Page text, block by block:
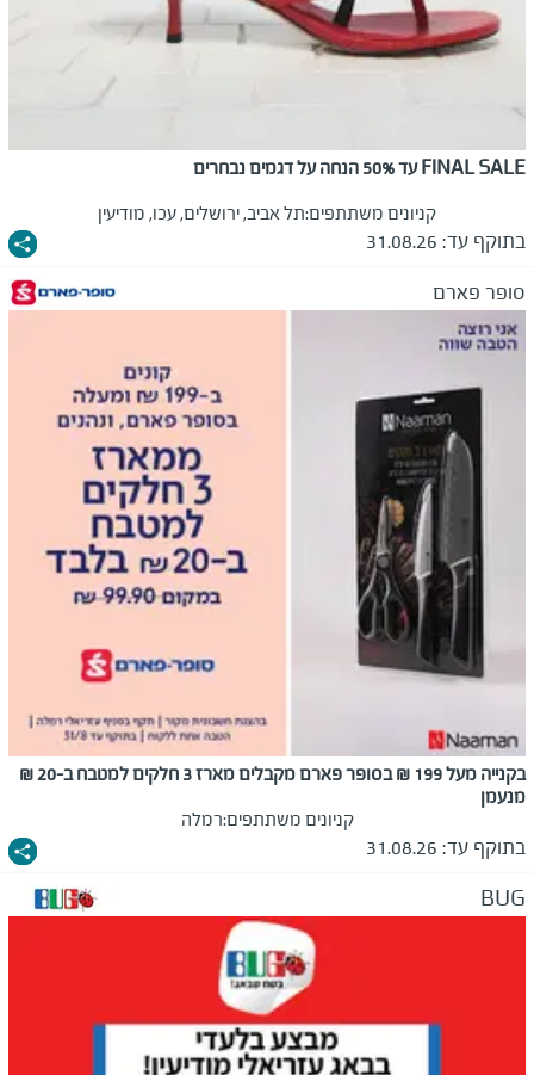
FINAL SALE עד 50% הנחה על דגמים נבחרים
קניונים משתתפים:תל אביב, ירושלים, עכו, מודיעין
בתוקף עד: 31.08.26
סופר פארם
בקנייה מעל 199 ₪ בסופר פארם מקבלים מארז 3 חלקים למטבח ב-20 ₪
מנעמן
קניונים משתתפים:רמלה
בתוקף עד: 31.08.26
BUG